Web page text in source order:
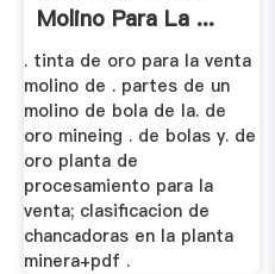
Molino Para La ...
. tinta de oro para la venta
molino de . partes de un
molino de bola de la. de
oro mineing . de bolas y. de
oro planta de
procesamiento para la
venta; clasificacion de
chancadoras en la planta
minera+pdf .